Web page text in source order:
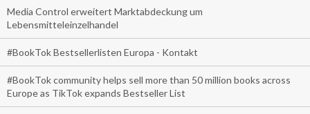
Media Control erweitert Marktabdeckung um
Lebensmitteleinzelhandel
#BookTok Bestsellerlisten Europa - Kontakt
#BookTok community helps sell more than 50 million books across
Europe as TikTok expands Bestseller List